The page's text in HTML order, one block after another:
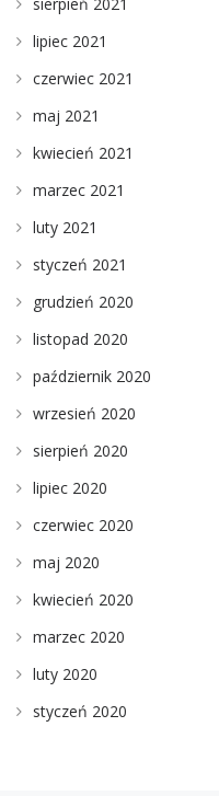
lipiec 2021
czerwiec 2021
maj 2021
kwiecień 2021
marzec 2021
luty 2021
styczeń 2021
grudzień 2020
listopad 2020
październik 2020
wrzesień 2020
sierpień 2020
lipiec 2020
czerwiec 2020
maj 2020
kwiecień 2020
marzec 2020
luty 2020
styczeń 2020